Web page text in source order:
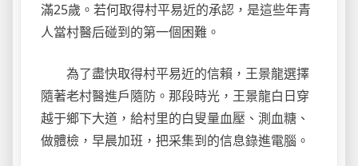
滿25歲。若何取得村平易近的承認，是這些年青
人當村醫后碰到的第一個困難。
為了盡快取得村平易近的信賴，王景龍選擇
隨著老村醫進戶隨防。那段時光，王景龍白日穿
越于鄉下大道，給村里的白叟量血壓、測血糖、
做體檢，早晨加班，把采集到的信息錄進電腦。